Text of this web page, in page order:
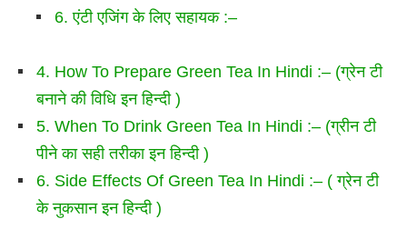
6. एंटी एजिंग के लिए सहायक :–
4. How To Prepare Green Tea In Hindi :– (ग्रेन टी
बनाने की विधि इन हिन्दी )
5. When To Drink Green Tea In Hindi :– (ग्रीन टी
पीने का सही तरीका इन हिन्दी )
6. Side Effects Of Green Tea In Hindi :– ( ग्रेन टी
के नुकसान इन हिन्दी )